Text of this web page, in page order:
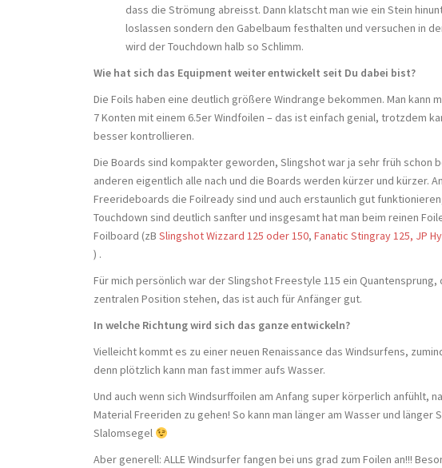
dass die Strömung abreisst. Dann klatscht man wie ein Stein
loslassen sondern den Gabelbaum festhalten und versuchen in
wird der Touchdown halb so Schlimm.
Wie hat sich das Equipment weiter entwickelt seit Du dabei bist?
Die Foils haben eine deutlich größere Windrange bekommen. Man kann
7 Konten mit einem 6.5er Windfoilen – das ist einfach genial, trotzdem
besser kontrollieren.
Die Boards sind kompakter geworden, Slingshot war ja sehr früh schon
anderen eigentlich alle nach und die Boards werden kürzer und kürzer.
Freerideboards die Foilready sind und auch erstaunlich gut
Touchdown sind deutlich sanfter und insgesamt hat man beim reinen
Foilboard (zB Slingshot Wizzard 125 oder 150, Fanatic Stingray 125, JP
) .
Für mich persönlich war der Slingshot Freestyle 115 ein
zentralen Position stehen, das ist auch für Anfänger gut.
In welche Richtung wird sich das ganze entwickeln?
Vielleicht kommt es zu einer neuen Renaissance das Windsurfens,
denn plötzlich kann man fast immer aufs Wasser.
Und auch wenn sich Windsurffoilen am Anfang super körperlich
Material Freeriden zu gehen! So kann man länger am Wasser und
Slalomsegel
Aber generell: ALLE Windsurfer fangen bei uns grad zum Foilen an!!!